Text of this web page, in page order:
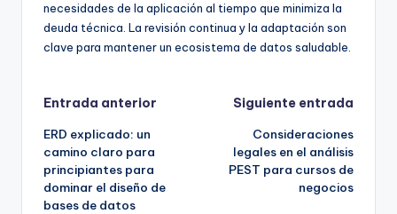
necesidades de la aplicación al tiempo que minimiza la
deuda técnica. La revisión continua y la adaptación son
clave para mantener un ecosistema de datos saludable.
Navegación
de
entradas
Entrada anterior
ERD explicado: un
camino claro para
principiantes para
dominar el diseño de
bases de datos
Siguiente entrada
Consideraciones
legales en el análisis
PEST para cursos de
negocios